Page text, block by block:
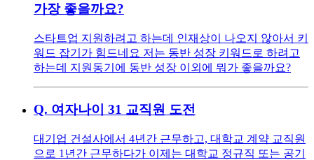
가장 좋을까요?
스타트업 지원하려고 하는데 인재상이 나오지 않아서 키
워드 잡기가 힘드네요 저는 동반 성장 키워드로 하려고
하는데 지원동기에 동반 성장 이외에 뭐가 좋을까요?
Q. 여자나이 31 교직원 도전
대기업 건설사에서 4년간 근무하고, 대학교 계약 교직원
으로 1년간 근무하다가 이제는 대학교 정규직 또는 공기